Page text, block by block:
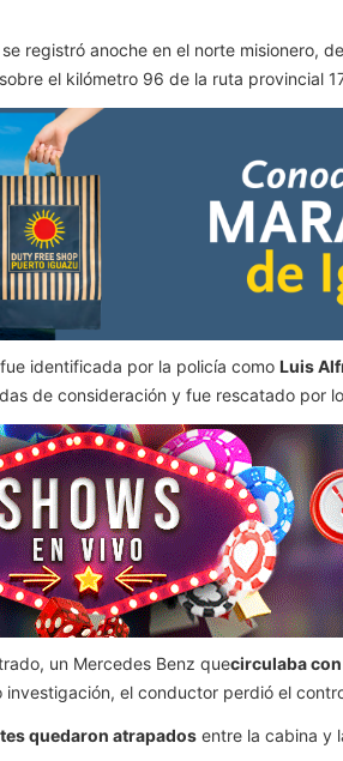
registró anoche en el norte misionero,
el kilómetro 96 de la ruta provincial
identificada por la policía como Luis
de consideración y fue rescatado por
un Mercedes Benz quecirculaba
investigación, el conductor perdió el
quedaron atrapados entre la cabina y